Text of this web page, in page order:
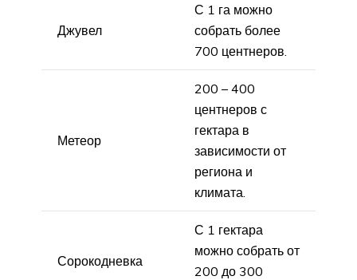
Джувел
С 1 га можно
собрать более
700 центнеров.
Метеор
200 – 400
центнеров с
гектара в
зависимости от
региона и
климата.
Сорокодневка
С 1 гектара
можно собрать от
200 до 300